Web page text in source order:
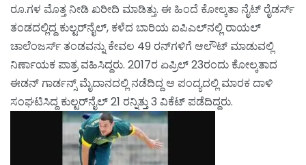
ರೂ.ಗಳ ಮೊತ್ತ ನೀಡಿ ಖರೀದಿ ಮಾಡಿತ್ತು. ಈ ಹಿಂದೆ ಕೋಲ್ಕತಾ ನೈಟ್ ರೈಡರ್ಸ್
ತಂಡದಲ್ಲಿದ್ದ ಕುಲ್ಟರ್‌ನೈಲ್, ಕಳೆದ ಬಾರಿಯ ಐಪಿಎಲ್‌ನಲ್ಲಿ ರಾಯಲ್
ಚಾಲೆಂಜರ್ಸ್ ತಂಡವನ್ನು ಕೇವಲ 49 ರನ್‌ಗಳಿಗೆ ಆಲೌಟ್ ಮಾಡುವಲ್ಲಿ
ನಿರ್ಣಾಯಕ ಪಾತ್ರ ವಹಿಸಿದ್ದರು. 2017ರ ಏಪ್ರಿಲ್ 23ರಂದು ಕೋಲ್ಕತಾದ
ಈಡನ್ ಗಾರ್ಡನ್ಸ್ ಮೈದಾನದಲ್ಲಿ ನಡೆದಿದ್ದ ಆ ಪಂದ್ಯದಲ್ಲಿ ಮಾರಕ ದಾಳಿ
ಸಂಘಟಿಸಿದ್ದ ಕುಲ್ಟರ್‌ನೈಲ್ 21 ರನ್ನಿತ್ತು 3 ವಿಕೆಟ್ ಪಡೆದಿದ್ದರು.